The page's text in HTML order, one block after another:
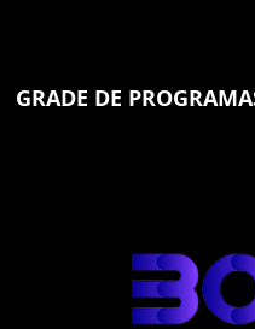
GRADE DE